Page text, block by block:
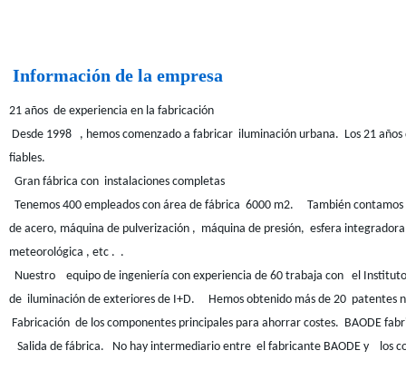
Información de la empresa
21 años de experiencia en la fabricación
Desde 1998 , hemos comenzado a fabricar iluminación urbana. Los 21
fiables.
Gran fábrica con instalaciones completas
Tenemos 400 empleados con área de fábrica 6000 m2. También
de acero, máquina de pulverización , máquina de presión, esfera
meteorológica , etc . .
Nuestro equipo de ingeniería con experiencia de 60 trabaja con el Instituto
de iluminación de exteriores de I+D. Hemos obtenido más de 20 patentes
Fabricación de los componentes principales para ahorrar costes. BAODE
Salida de fábrica. No hay intermediario entre el fabricante BAODE y los